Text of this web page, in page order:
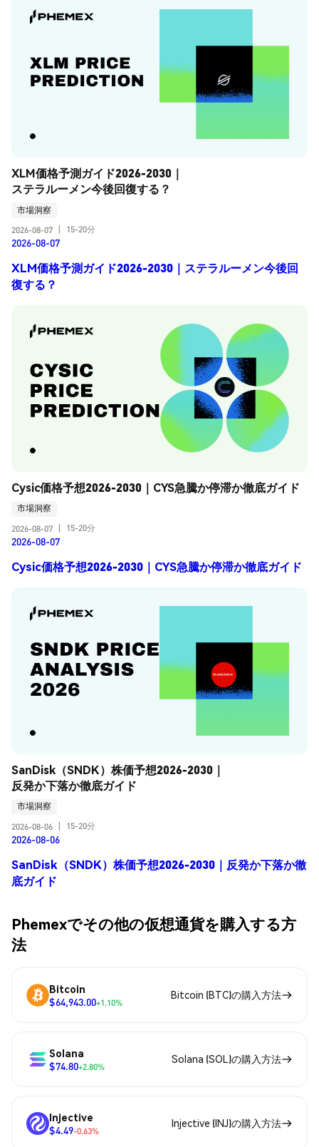
XLM価格予測ガイド2026-2030｜
ステラルーメン今後回復する？
市場洞察
2026-08-07
15-20分
2026-08-07
XLM価格予測ガイド2026-2030｜ステラルーメン今後回
復する？
Cysic価格予想2026-2030｜CYS急騰か停滞か徹底ガイド
市場洞察
2026-08-07
15-20分
2026-08-07
Cysic価格予想2026-2030｜CYS急騰か停滞か徹底ガイド
SanDisk（SNDK）株価予想2026-2030｜
反発か下落か徹底ガイド
市場洞察
2026-08-06
15-20分
2026-08-06
SanDisk（SNDK）株価予想2026-2030｜反発か下落か徹
底ガイド
Phemexでその他の仮想通貨を購入する方
法
Bitcoin
$64,943.00+1.10%
Bitcoin (BTC)の購入方法
Solana
$74.80+2.80%
Solana (SOL)の購入方法
Injective
$4.49-0.63%
Injective (INJ)の購入方法